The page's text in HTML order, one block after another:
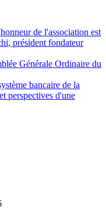
de l'association est
président fondateur
Générale Ordinaire du
bancaire de la
perspectives d'une